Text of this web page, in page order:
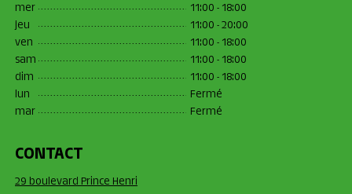
mer
11:00 - 18:00
jeu
11:00 - 20:00
ven
11:00 - 18:00
sam
11:00 - 18:00
dim
11:00 - 18:00
lun
Fermé
mar
Fermé
CONTACT
29 boulevard Prince Henri